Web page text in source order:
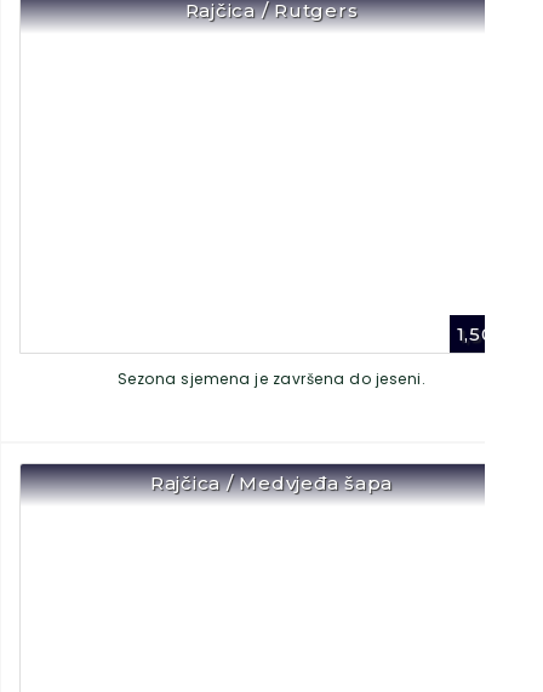
Rajčica / Rutgers
1,50
Sezona sjemena je završena do jeseni.
Rajčica / Medvjeđa šapa